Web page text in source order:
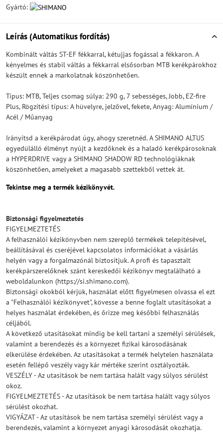
Gyártó:
Leírás (Automatikus fordítás)
Kombinált váltás ST-EF fékkarral, kétujjas fogással a fékkaron. A
kényelmes és stabil váltás a fékkarral elsősorban MTB kerékpárokhoz
készült ennek a markolatnak köszönhetően.
Típus: MTB, Teljes csomag súlya: 290 g, 7 sebességes, Jobb, EZ-fire
Plus, Rögzítési típus: A hüvelyre, jelzővel, fekete, Anyag: Alumínium /
Acél / Műanyag
Irányítsd a kerékpárodat úgy, ahogy szeretnéd. A SHIMANO ALTUS
egyedülálló élményt nyújt a kezdőknek és a haladó kerékpárosoknak
a HYPERDRIVE vagy a SHIMANO SHADOW RD technológiáknak
köszönhetően, amelyeket a magasabb szettekből vettek át.
Tekintse meg a termék kézikönyvét.
Biztonsági figyelmeztetés
FIGYELMEZTETÉS
A felhasználói kézikönyvben nem szereplő termékek telepítésével,
beállításával és cseréjével kapcsolatos információkat a vásárlás
helyén vagy a forgalmazónál biztosítjuk. A profi és tapasztalt
kerékpárszerelőknek szánt kereskedői kézikönyv megtalálható a
weboldalunkon (https://si.shimano.com).
Biztonsági okokból kérjük, használat előtt figyelmesen olvassa el ezt
a "Felhasználói kézikönyvet", kövesse a benne foglalt utasításokat a
helyes használat érdekében, és őrizze meg későbbi felhasználás
céljából.
A következő utasításokat mindig be kell tartani a személyi sérülések,
valamint a berendezés és a környezet fizikai károsodásának
elkerülése érdekében. Az utasításokat a termék helytelen használata
esetén fellépő veszély vagy kár mértéke szerint osztályozták.
VESZÉLY - Az utasítások be nem tartása halált vagy súlyos sérülést
okoz.
FIGYELMEZTETÉS - Az utasítások be nem tartása halált vagy súlyos
sérülést okozhat.
VIGYÁZAT - Az utasítások be nem tartása személyi sérülést vagy a
berendezés, valamint a környezet anyagi károsodását okozhatja.